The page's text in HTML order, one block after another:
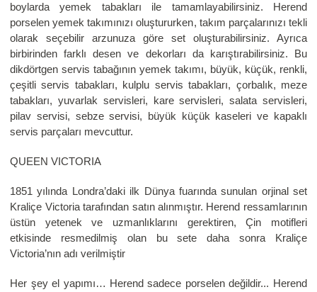
boylarda yemek tabakları ile tamamlayabilirsiniz. Herend
porselen yemek takımınızı oluştururken, takım parçalarınızı tekli
olarak seçebilir arzunuza göre set oluşturabilirsiniz. Ayrıca
birbirinden farklı desen ve dekorları da karıştırabilirsiniz. Bu
dikdörtgen servis tabağının yemek takımı, büyük, küçük, renkli,
çeşitli servis tabakları, kulplu servis tabakları, çorbalık, meze
tabakları, yuvarlak servisleri, kare servisleri, salata servisleri,
pilav servisi, sebze servisi, büyük küçük kaseleri ve kapaklı
servis parçaları mevcuttur.
QUEEN VICTORIA
1851 yılında Londra’daki ilk Dünya fuarında sunulan orjinal set
Kraliçe Victoria tarafından satın alınmıştır. Herend ressamlarının
üstün yetenek ve uzmanlıklarını gerektiren, Çin motifleri
etkisinde resmedilmiş olan bu sete daha sonra Kraliçe
Victoria’nın adı verilmiştir
Her şey el yapımı… Herend sadece porselen değildir... Herend